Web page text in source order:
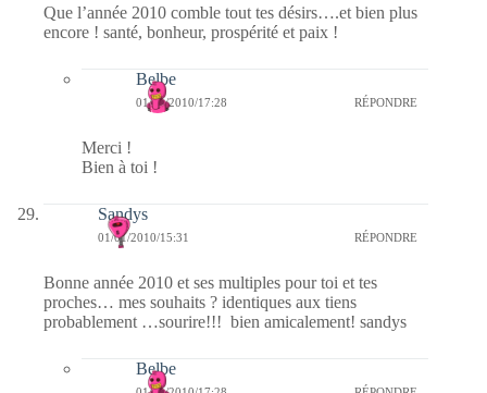
Que l’année 2010 comble tout tes désirs….et bien plus
encore ! santé, bonheur, prospérité et paix !
Belbe
01/01/2010/17:28 RÉPONDRE
Merci !
Bien à toi !
Sandys
01/01/2010/15:31 RÉPONDRE
Bonne année 2010 et ses multiples pour toi et tes
proches… mes souhaits ? identiques aux tiens
probablement …sourire!!! bien amicalement! sandys
Belbe